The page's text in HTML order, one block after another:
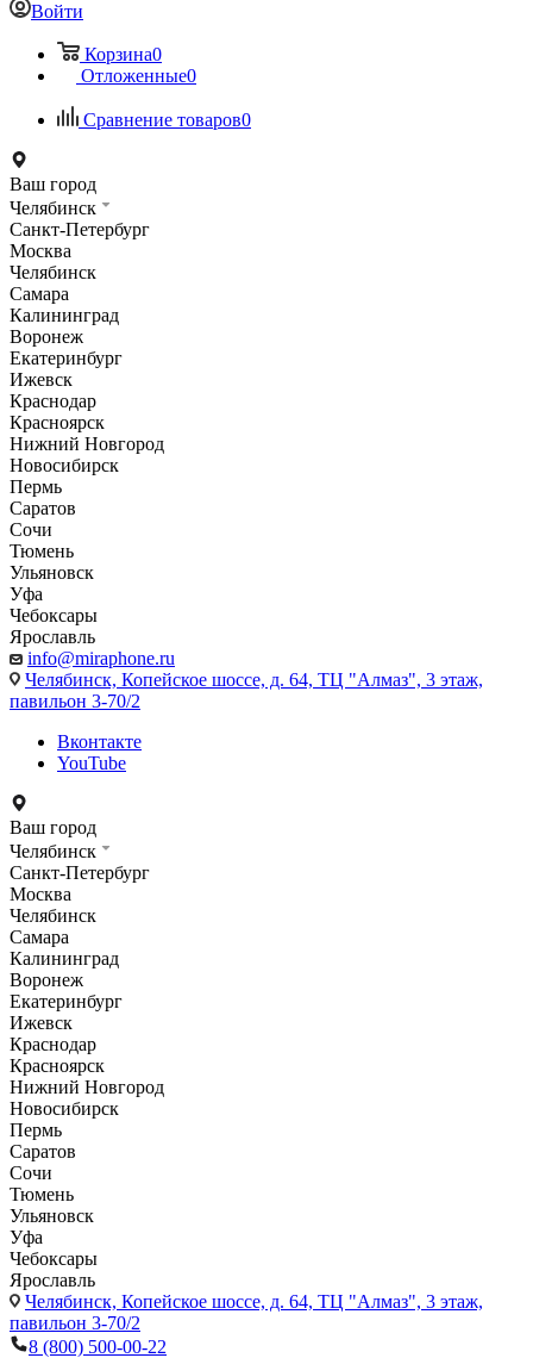
Войти
Корзина0
Отложенные0
Сравнение товаров0
Ваш город
Челябинск
Санкт-Петербург
Москва
Челябинск
Самара
Калининград
Воронеж
Екатеринбург
Ижевск
Краснодар
Красноярск
Нижний Новгород
Новосибирск
Пермь
Саратов
Сочи
Тюмень
Ульяновск
Уфа
Чебоксары
Ярославль
info@miraphone.ru
Челябинск, Копейское шоссе, д. 64, ТЦ "Алмаз", 3 этаж,
павильон 3-70/2
Вконтакте
YouTube
Ваш город
Челябинск
Санкт-Петербург
Москва
Челябинск
Самара
Калининград
Воронеж
Екатеринбург
Ижевск
Краснодар
Красноярск
Нижний Новгород
Новосибирск
Пермь
Саратов
Сочи
Тюмень
Ульяновск
Уфа
Чебоксары
Ярославль
Челябинск, Копейское шоссе, д. 64, ТЦ "Алмаз", 3 этаж,
павильон 3-70/2
8 (800) 500-00-22